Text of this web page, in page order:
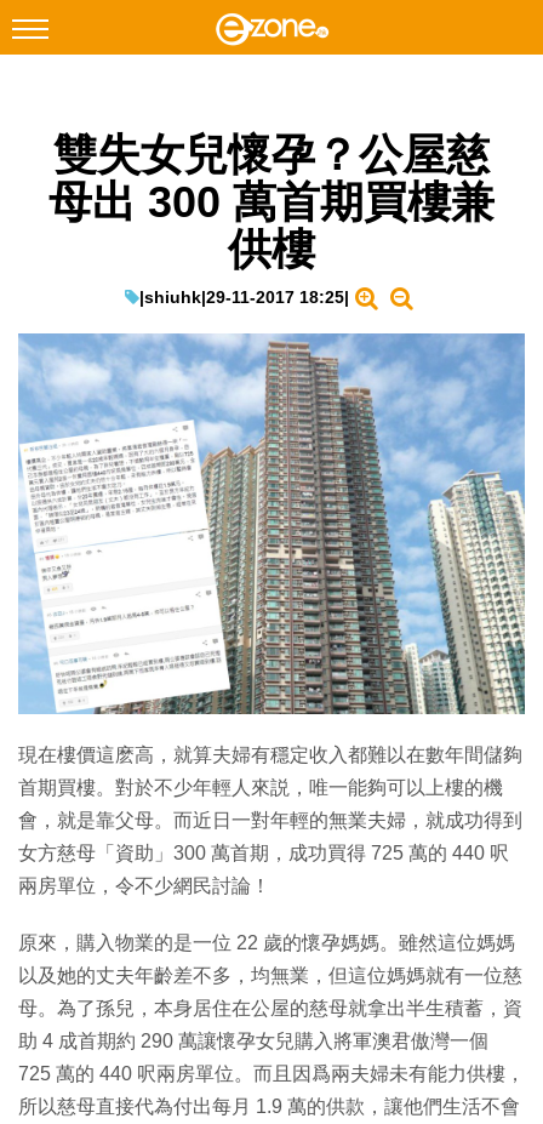
Facebook Instagram
科技焦點
教學評測
EduTech
IT Times
生成式AI與雲端應用
Enterprise Digital Transformation
特集
雙失女兒懷孕？公屋慈
母出 300 萬首期買樓兼
供樓
|shiuhk|29-11-2017 18:25|
現在樓價這麽高，就算夫婦有穩定收入都難以在數年間儲夠
首期買樓。對於不少年輕人來説，唯一能夠可以上樓的機
會，就是靠父母。而近日一對年輕的無業夫婦，就成功得到
女方慈母「資助」300 萬首期，成功買得 725 萬的 440 呎
兩房單位，令不少網民討論！
原來，購入物業的是一位 22 歲的懷孕媽媽。雖然這位媽媽
以及她的丈夫年齡差不多，均無業，但這位媽媽就有一位慈
母。為了孫兒，本身居住在公屋的慈母就拿出半生積蓄，資
助 4 成首期約 290 萬讓懷孕女兒購入將軍澳君傲灣一個
725 萬的 440 呎兩房單位。而且因爲兩夫婦未有能力供樓，
所以慈母直接代為付出每月 1.9 萬的供款，讓他們生活不會